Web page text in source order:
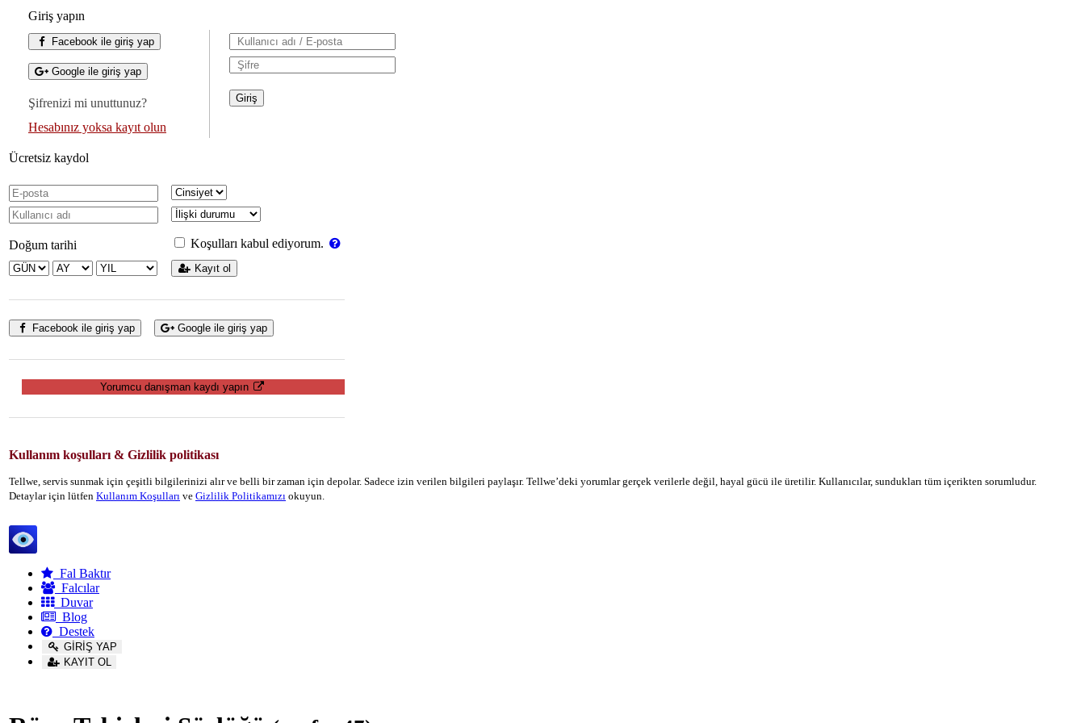
Giriş yapın
Facebook ile giriş yap
Google ile giriş yap
Şifrenizi mi unuttunuz?
Hesabınız yoksa kayıt olun
Ücretsiz kaydol
Doğum tarihi Koşulları kabul ediyorum.
Kayıt ol
Facebook ile giriş yap Google ile giriş yap
Yorumcu danışman kaydı yapın
Kullanım koşulları & Gizlilik politikası
Tellwe, servis sunmak için çeşitli bilgilerinizi alır ve belli bir zaman için depolar. Sadece izin verilen bilgileri paylaşır. Tellwe’deki yorumlar gerçek verilerle değil, hayal gücü ile üretilir. Kullanıcılar, sundukları tüm içerikten sorumludur.
Detaylar için lütfen Kullanım Koşulları ve Gizlilik Politikamızı okuyun.
Fal Baktır
Falcılar
Duvar
Blog
Destek
GİRİŞ YAP
KAYIT OL